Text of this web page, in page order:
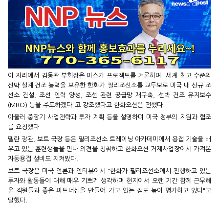
이 자리에서 김동관 부회장은 마스가 프로젝트를 거론하며 "세계 최고 수준의
선박 설계·건조 능력을 보유한 한화가 필리조선소를 교두보로 미국 내 신규 조
선소 건설, 조선 인력 양성, 조선 관련 공급망 재구축, 선박 건조 유지보수
(MRO) 등을 주도하겠다"고 강조했다고 한화오션은 전했다.
아울러 중장기 사업전략과 투자 계획 등을 설명하며 미국 정부의 지원과 협조
를 요청했다.
펠란 장관, 보트 국장 등은 필리조선소 트레이닝 아카데미에서 용접 기술을 배
우고 있는 훈련생들을 만나 의견을 청취하고 한화오션 거제사업장에서 가져온
자동용접 설비도 지켜봤다.
보트 국장은 미국 언론과 인터뷰에서 "한화가 필리조선소에서 진행하고 있는
투자와 활동들에 대해 매우 기쁘게 생각하며 현지에서 오랜 기간 함께 근무해
온 직원들과 좋은 파트너십을 만들어 가고 있는 점도 높이 평가하고 있다"고
말했다.